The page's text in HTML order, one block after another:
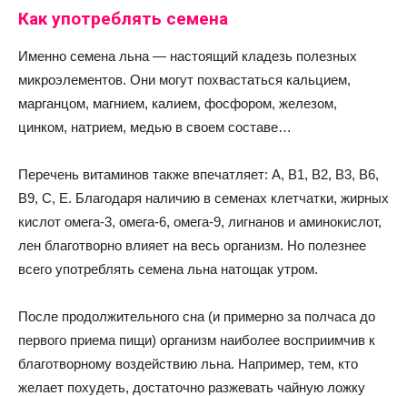
Как употреблять семена
Именно семена льна — настоящий кладезь полезных
микроэлементов. Они могут похвастаться кальцием,
марганцом, магнием, калием, фосфором, железом,
цинком, натрием, медью в своем составе…
Перечень витаминов также впечатляет: A, В1, В2, В3, В6,
В9, C, E. Благодаря наличию в семенах клетчатки, жирных
кислот омега-3, омега-6, омега-9, лигнанов и аминокислот,
лен благотворно влияет на весь организм. Но полезнее
всего употреблять семена льна натощак утром.
После продолжительного сна (и примерно за полчаса до
первого приема пищи) организм наиболее восприимчив к
благотворному воздействию льна. Например, тем, кто
желает похудеть, достаточно разжевать чайную ложку